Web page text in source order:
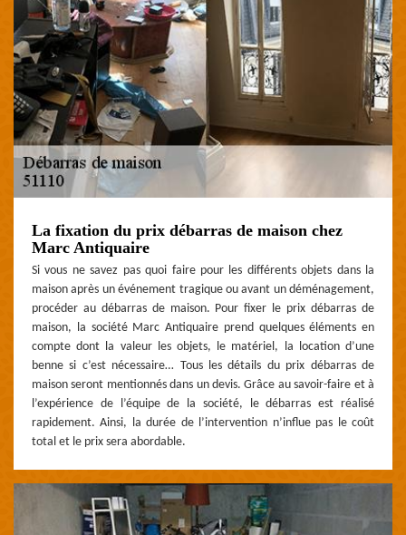
La fixation du prix débarras de maison chez
Marc Antiquaire
Si vous ne savez pas quoi faire pour les différents objets dans la
maison après un événement tragique ou avant un déménagement,
procéder au débarras de maison. Pour fixer le prix débarras de
maison, la société Marc Antiquaire prend quelques éléments en
compte dont la valeur les objets, le matériel, la location d’une
benne si c’est nécessaire… Tous les détails du prix débarras de
maison seront mentionnés dans un devis. Grâce au savoir-faire et à
l’expérience de l’équipe de la société, le débarras est réalisé
rapidement. Ainsi, la durée de l’intervention n’influe pas le coût
total et le prix sera abordable.